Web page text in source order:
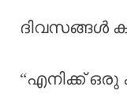
ദിവസങ്ങൾ
“എനിക്ക് ഒരു